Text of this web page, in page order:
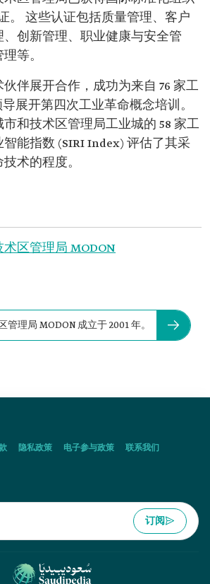
证。 这些认证包括质量管理、客户
创新管理、职业健康与安全管
等。
伴展开合作，成功为来自 76 家工
展开第四次工业革命概念培训。
和技术区管理局工业城的 58 家工
能指数 (SIRI Index) 评估了其采
术的程度。
区管理局 MODON
理局 MODON 成立于 2001 年。
隐私政策 电子参与政策
联系我们
订阅